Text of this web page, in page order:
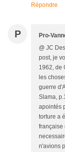
Répondre
P Pro-
@ JC
post, je
1962, de
les
guerre
Slama,
apointés
torture a
française
n'avions